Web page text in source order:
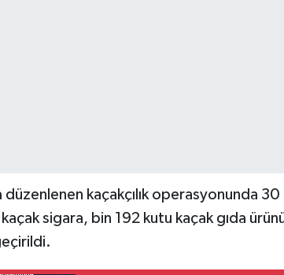
kaçakçılık operasyonunda
sigara, bin 192 kutu kaçak gıda